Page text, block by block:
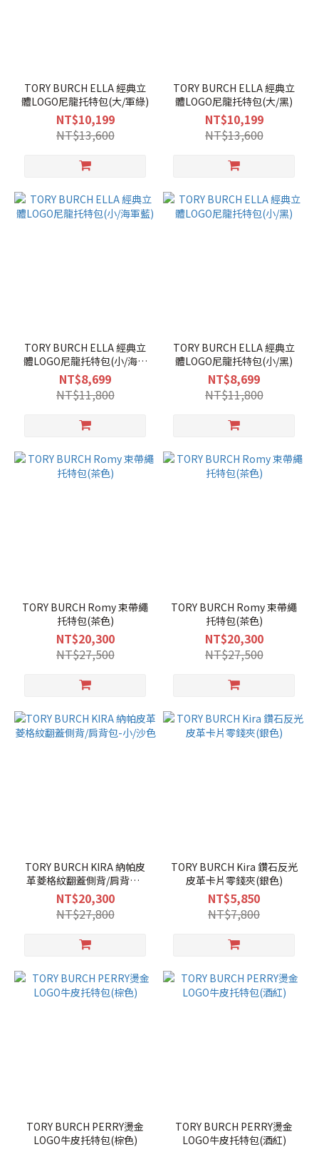
TORY BURCH ELLA 經典立
體LOGO尼龍托特包(大/軍綠)
NT$10,199
NT$13,600
TORY BURCH ELLA 經典立
體LOGO尼龍托特包(大/黑)
NT$10,199
NT$13,600
TORY BURCH ELLA 經典立
體LOGO尼龍托特包(小/海軍
藍)
NT$8,699
NT$11,800
TORY BURCH ELLA 經典立
體LOGO尼龍托特包(小/黑)
NT$8,699
NT$11,800
TORY BURCH Romy 束帶繩
托特包(茶色)
NT$20,300
NT$27,500
TORY BURCH Romy 束帶繩
托特包(茶色)
NT$20,300
NT$27,500
TORY BURCH KIRA 納帕皮
革菱格紋翻蓋側背/肩背包-
小/沙色
NT$20,300
NT$27,800
TORY BURCH Kira 鑽石反光
皮革卡片零錢夾(銀色)
NT$5,850
NT$7,800
TORY BURCH PERRY燙金
LOGO牛皮托特包(棕色)
TORY BURCH PERRY燙金
LOGO牛皮托特包(酒紅)